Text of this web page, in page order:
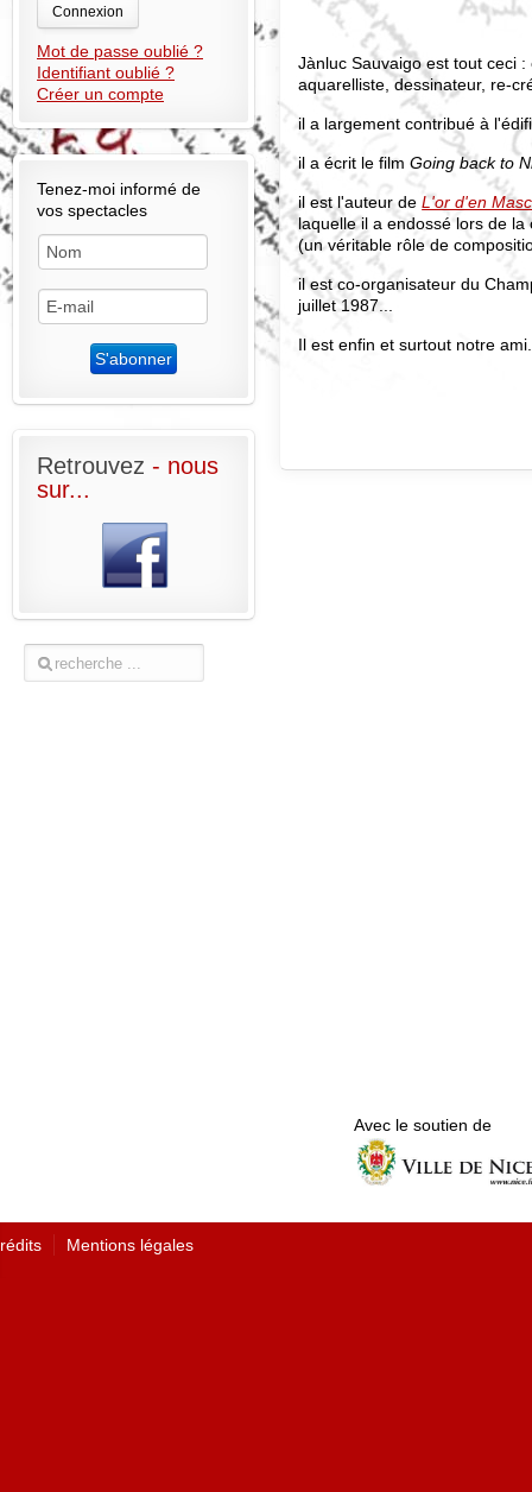
Jànluc Sauvaigo est tout ceci
aquarelliste, dessinateur, re-
il a largement contribué à
il a écrit le filmGoing back to
il est l'auteur deL'or d'en
laquelle il a endossé lors de
(un véritable rôle de
il est co-organisateur du
juillet 1987...
Il est enfin et surtout notre ami.
Connexion
Mot de passe oublié ?
Identifiant oublié ?
Créer un compte
Tenez-moi informé de
vos spectacles
Retrouvez - nous
sur...
Avec le soutien de
Mentions légales